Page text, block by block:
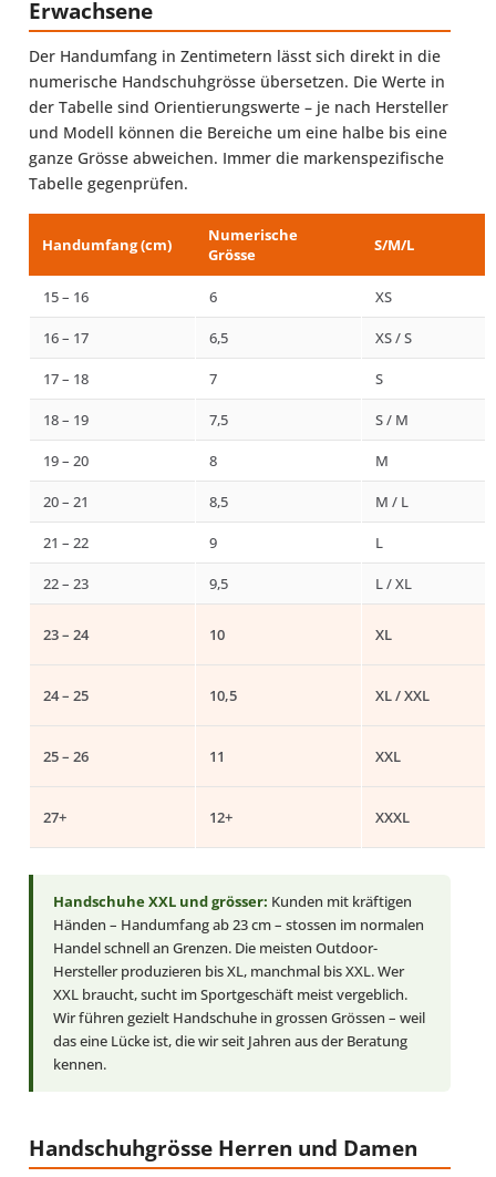
Erwachsene
Der Handumfang in Zentimetern lässt sich direkt in die
numerische Handschuhgrösse übersetzen. Die Werte in
der Tabelle sind Orientierungswerte – je nach Hersteller
und Modell können die Bereiche um eine halbe bis eine
ganze Grösse abweichen. Immer die markenspezifische
Tabelle gegenprüfen.
Handumfang (cm)
Numerische
Grösse
S/M/L
15 – 16 6 XS
16 – 17 6,5 XS / S
17 – 18 7 S
18 – 19 7,5 S / M
19 – 20 8 M
20 – 21 8,5 M / L
21 – 22 9 L
22 – 23 9,5 L / XL
23 – 24 10 XL
24 – 25 10,5 XL / XXL
25 – 26 11 XXL
27+ 12+ XXXL
Handschuhe XXL und grösser: Kunden mit kräftigen
Händen – Handumfang ab 23 cm – stossen im normalen
Handel schnell an Grenzen. Die meisten Outdoor-
Hersteller produzieren bis XL, manchmal bis XXL. Wer
XXL braucht, sucht im Sportgeschäft meist vergeblich.
Wir führen gezielt Handschuhe in grossen Grössen – weil
das eine Lücke ist, die wir seit Jahren aus der Beratung
kennen.
Handschuhgrösse Herren und Damen